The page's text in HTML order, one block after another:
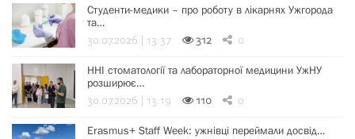
Студенти-медики – про роботу в лікарнях Ужгорода
та…
30.07.2026 | 13:37 312 0
ННІ стоматології та лабораторної медицини УжНУ
розширює…
30.07.2026 | 13:19 110 0
Erasmus+ Staff Week: ужнівці переймали досвід…